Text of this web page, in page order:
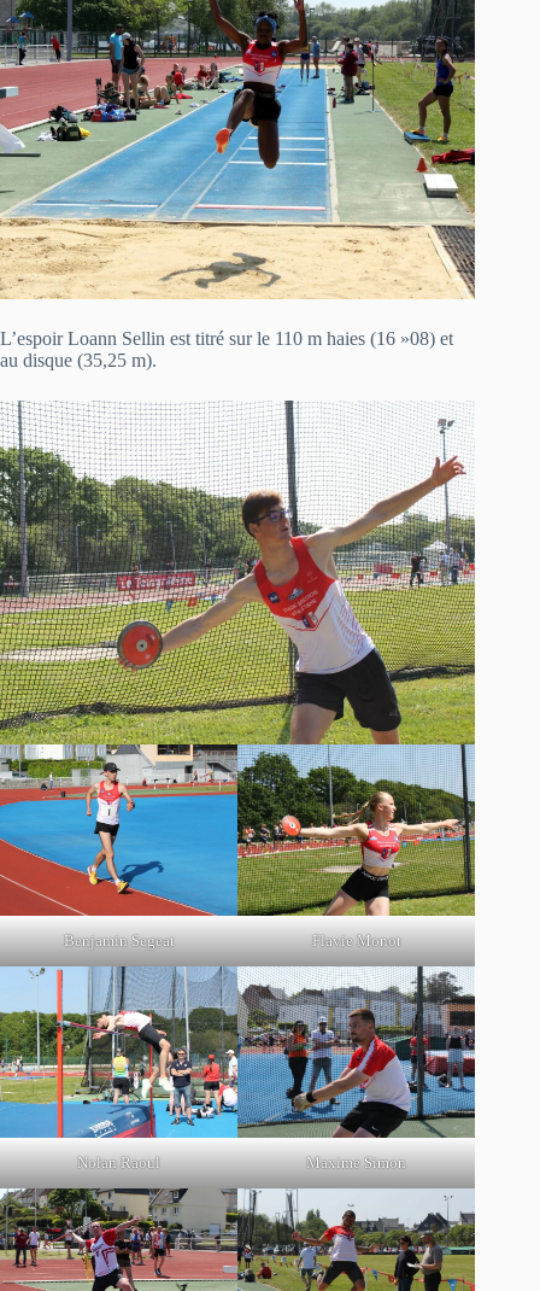
L’espoir Loann Sellin est titré sur le 110 m haies (16 »08) et
au disque (35,25 m).
Benjamin Segeat Flavie Monot
Nolan Raoul Maxime Simon